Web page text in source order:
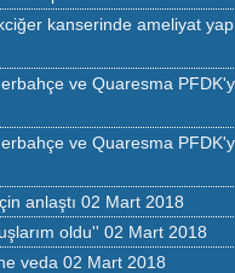
kanserinde ameliyat
ve Quaresma
ve Quaresma
anlaştı 02 Mart 2018
oldu'' 02 Mart 2018
veda 02 Mart 2018